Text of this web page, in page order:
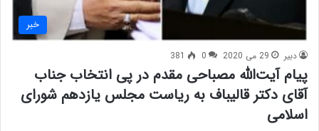
خبر
دبیر 29 می 2020 0
381
پیام آیت‌الله مصباحی مقدم در پی انتخاب جناب
آقای دکتر قالیباف به ریاست مجلس یازدهم شورای
اسلامی